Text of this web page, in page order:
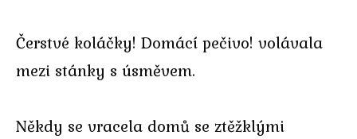
Čerstvé koláčky! Domácí pečivo! volávala
mezi stánky s úsměvem.
Někdy se vracela domů se ztěžklými